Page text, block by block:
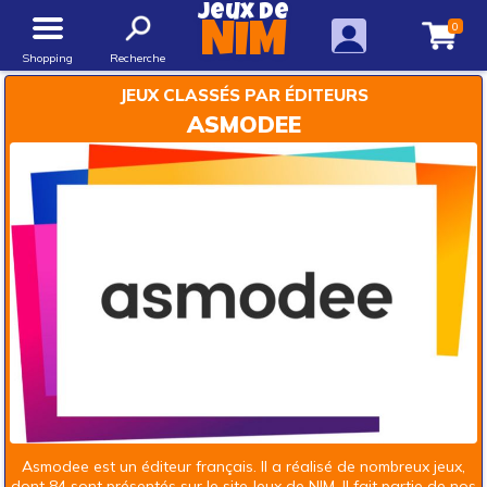
Shopping Recherche
Jeux de
NIM 0
JEUX CLASSÉS PAR ÉDITEURS
ASMODEE
Asmodee est un éditeur français. Il a réalisé de nombreux jeux,